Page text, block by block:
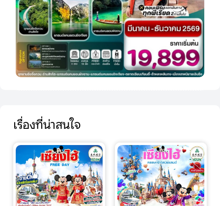
เรื่องที่น่าสนใจ